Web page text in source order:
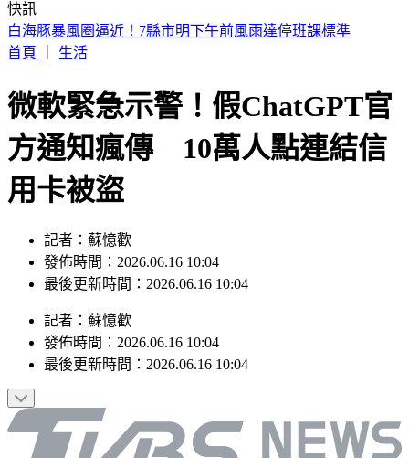
快訊
快訊／阿拉斯加規模5.6地震！震源深度僅10公里
首頁
生活
微軟緊急示警！假ChatGPT官
方通知瘋傳 10萬人點連結信
用卡被盜
記者：蘇憶歡
發佈時間：2026.06.16 10:04
最後更新時間：2026.06.16 10:04
記者 ： 蘇憶歡
發佈時間： 2026.06.16 10:04
最後更新時間： 2026.06.16 10:04